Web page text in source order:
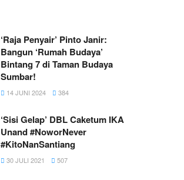
‘Raja Penyair’ Pinto Janir:
Bangun ‘Rumah Budaya’
Bintang 7 di Taman Budaya
Sumbar!
14 JUNI 2024 384
‘Sisi Gelap’ DBL Caketum IKA
Unand #NoworNever
#KitoNanSantiang
30 JULI 2021 507